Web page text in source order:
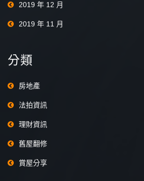
2019 年 12 月
2019 年 11 月
分類
房地產
法拍資訊
理財資訊
舊屋翻修
賞屋分享